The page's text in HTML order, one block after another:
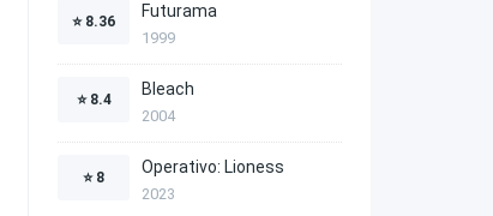
⭐ 8.36
Futurama
1999
⭐ 8.4
Bleach
2004
⭐ 8
Operativo: Lioness
2023